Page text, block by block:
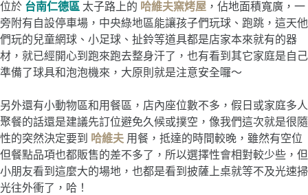
位於 台南仁德區 太子路上的 哈維夫窯烤屋 ，佔地面積寬廣，一
旁附有自設停車場，中央綠地區能讓孩子們玩球、跑跳，這天他
們玩的兒童網球、小足球、扯鈴等道具都是店家本來就有的器
材，就已經開心到跑來跑去整身汗了，也有看到其它家庭是自己
準備了球具和泡泡機來，大原則就是注意安全囉～
另外還有小動物區和用餐區，店內座位數不多，假日或家庭多人
聚餐的話還是建議先訂位避免久候或撲空，像我們這次就是很隨
性的突然決定要到 哈維夫 用餐，抵達的時間較晚，雖然有空位
但餐點品項也都販售的差不多了，所以選擇性會相對較少些，但
小朋友看到這麼大的場地，也都是看到披薩上桌就等不及光速掃
光往外衝了，哈！